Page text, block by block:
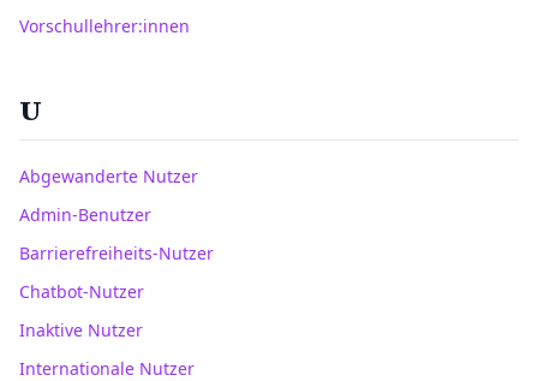
Vorschullehrer:innen
U
Abgewanderte Nutzer
Admin-Benutzer
Barrierefreiheits-Nutzer
Chatbot-Nutzer
Inaktive Nutzer
Internationale Nutzer